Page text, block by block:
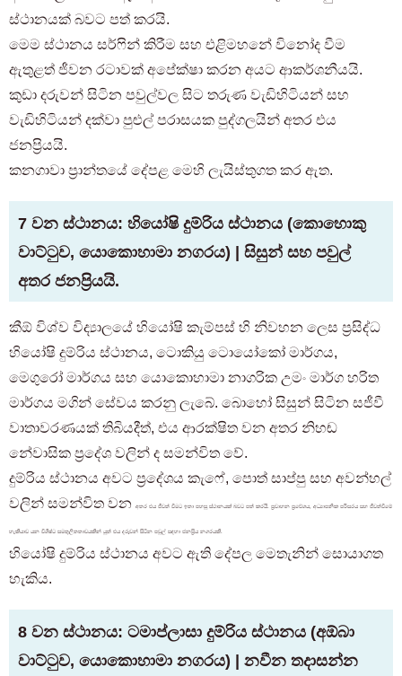
ස්ථානයක් බවට පත් කරයි.
මෙම ස්ථානය සර්ෆින් කිරීම සහ එළිමහනේ විනෝද වීම
ඇතුළත් ජීවන රටාවක් අපේක්ෂා කරන අයට ආකර්ශනීයයි.
කුඩා දරුවන් සිටින පවුල්වල සිට තරුණ වැඩිහිටියන් සහ
වැඩිහිටියන් දක්වා පුළුල් පරාසයක පුද්ගලයින් අතර එය
ජනප්‍රියයි.
කනගාවා ප්‍රාන්තයේ දේපළ මෙහි ලැයිස්තුගත කර ඇත.
7 වන ස්ථානය: හියෝෂි දුම්රිය ස්ථානය (කොහොකු
වාට්ටුව, යොකොහාමා නගරය) | සිසුන් සහ පවුල්
අතර ජනප්‍රියයි.
කීඕ විශ්ව විද්‍යාලයේ හියෝෂි කැම්පස් හි නිවහන ලෙස ප්‍රසිද්ධ
හියෝෂි දුම්රිය ස්ථානය, ටොකියු ටොයෝකෝ මාර්ගය,
මෙගුරෝ මාර්ගය සහ යොකොහාමා නාගරික උමං මාර්ග හරිත
මාර්ගය මගින් සේවය කරනු ලැබේ. බොහෝ සිසුන් සිටින සජීවී
වාතාවරණයක් තිබියදීත්, එය ආරක්ෂිත වන අතර නිහඬ
නේවාසික ප්‍රදේශ වලින් ද සමන්විත වේ.
දුම්රිය ස්ථානය අවට ප්‍රදේශය කැෆේ, පොත් සාප්පු සහ අවන්හල්
වලින් සමන්විත වන
අතර එය ජීවත් වීමට ඉතා පහසු ස්ථානයක් බවට පත් කරයි. ප්‍රවාහන ප්‍රවේශය, අධ්‍යාපනික පරිසරය සහ ජීවත්වීමේ
හැකියාව යන විශිෂ්ට සමතුලිතතාවයකින් යුත් එය දරුවන් සිටින පවුල් සඳහා ජනප්‍රිය නගරයකි.
හියෝෂි දුම්රිය ස්ථානය අවට ඇති දේපල මෙතැනින් සොයාගත
හැකිය.
8 වන ස්ථානය: ටමාප්ලාසා දුම්රිය ස්ථානය (අඕබා
වාට්ටුව, යොකොහාමා නගරය) | නවීන තදාසන්න
වැඳී සිටින සහ පැමිණෙන පදිංචිකරුවන් සඳහා පමණි
03-6712-4344